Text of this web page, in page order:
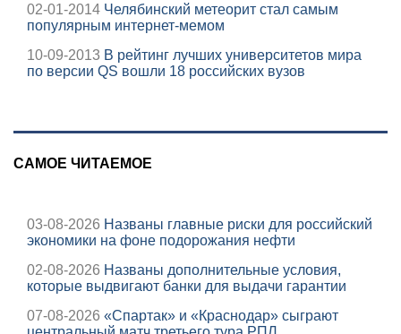
02-01-2014 Челябинский метеорит стал самым
популярным интернет-мемом
10-09-2013 В рейтинг лучших университетов мира
по версии QS вошли 18 российских вузов
САМОЕ ЧИТАЕМОЕ
03-08-2026 Названы главные риски для российский
экономики на фоне подорожания нефти
02-08-2026 Названы дополнительные условия,
которые выдвигают банки для выдачи гарантии
07-08-2026 «Спартак» и «Краснодар» сыграют